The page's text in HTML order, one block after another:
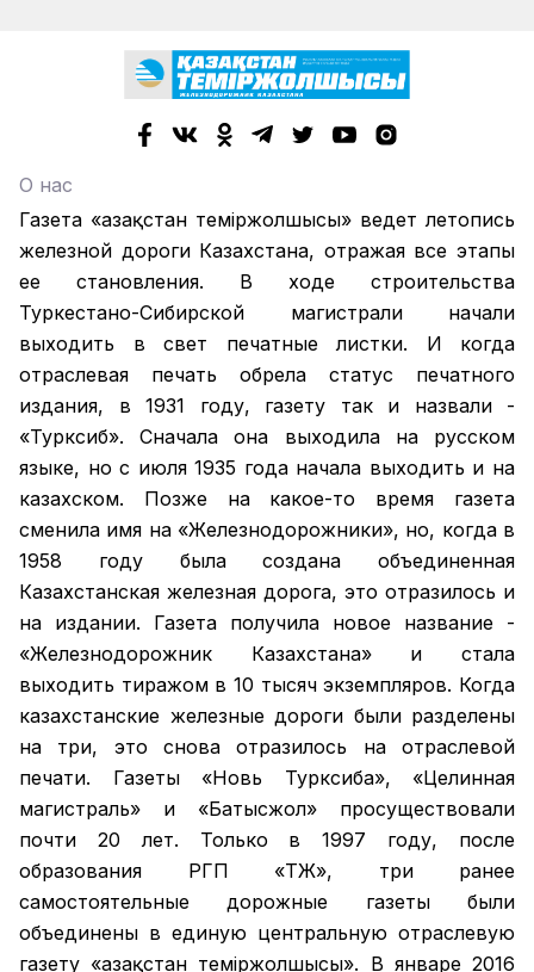
О нас
Газета «Қазақстан теміржолшысы» ведет летопись
железной дороги Казахстана, отражая все этапы
ее становления. В ходе строительства
Туркестано-Сибирской магистрали начали
выходить в свет печатные листки. И когда
отраслевая печать обрела статус печатного
издания, в 1931 году, газету так и назвали -
«Турксиб». Сначала она выходила на русском
языке, но с июля 1935 года начала выходить и на
казахском. Позже на какое-то время газета
сменила имя на «Железнодорожники», но, когда в
1958 году была создана объединенная
Казахстанская железная дорога, это отразилось и
на издании. Газета получила новое название -
«Железнодорожник Казахстана» и стала
выходить тиражом в 10 тысяч экземпляров. Когда
казахстанские железные дороги были разделены
на три, это снова отразилось на отраслевой
печати. Газеты «Новь Турксиба», «Целинная
магистраль» и «Батысжол» просуществовали
почти 20 лет. Только в 1997 году, после
образования РГП «ҚТЖ», три ранее
самостоятельные дорожные газеты были
объединены в единую центральную отраслевую
газету «Қазақстан темiржолшысы». В январе 2016